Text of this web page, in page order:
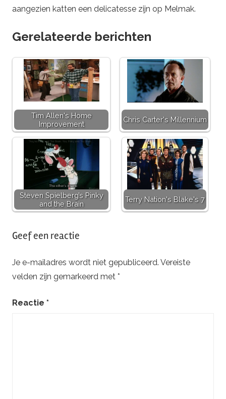
aangezien katten een delicatesse zijn op Melmak.
Gerelateerde berichten
Tim Allen's Home
Improvement
Chris Carter's Millennium
Steven Spielberg’s Pinky
and the Brain
Terry Nation's Blake's 7
met
andrea
elson,
schedeen
Geef een reactie
Je e-mailadres wordt niet gepubliceerd. Vereiste
velden zijn gemarkeerd met *
Reactie *